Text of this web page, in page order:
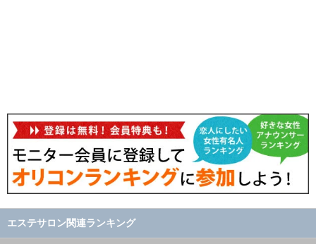
エステサロン関連ランキング